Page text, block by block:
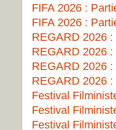
FIFA 2026 :
FIFA 2026 :
REGARD 2026 :
REGARD 2026 :
REGARD 2026 :
REGARD 2026 :
Festival
Festival
Festival